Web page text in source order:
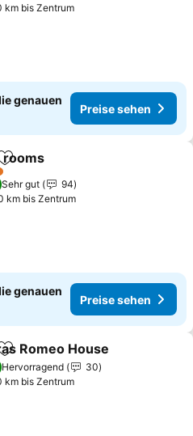
km bis Zentrum
genauen
Preise sehen
Zu Favoriten hinzufügen
rooms
Sehr gut
94
km bis Zentrum
genauen
Preise sehen
Zu Favoriten hinzufügen
Romeο House
Hervorragend
30
km bis Zentrum